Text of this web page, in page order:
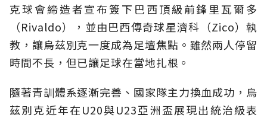
克球會締造者宣布簽下巴西頂級前鋒里瓦爾多
（Rivaldo），並由巴西傳奇球星濟科（Zico）執
教，讓烏茲別克一度成為足壇焦點。雖然兩人停留
時間不長，但已讓足球在當地扎根。
隨著青訓體系逐漸完善、國家隊主力換血成功，烏
茲別克近年在U20與U23亞洲盃展現出統治級表